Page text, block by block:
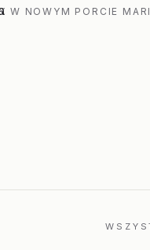
W NOWYM PORCIE